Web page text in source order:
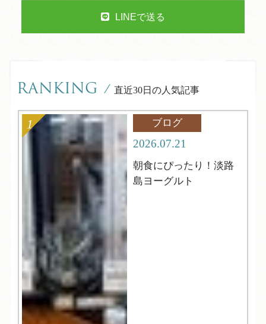
LINEで送る
RANKING / 直近30日の人気記事
ブログ
2026.07.21
朝食にぴったり！淡路
島ヨーグルト